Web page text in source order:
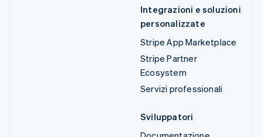
Integrazioni e soluzioni
personalizzate
Stripe App Marketplace
Stripe Partner
Ecosystem
Servizi professionali
Sviluppatori